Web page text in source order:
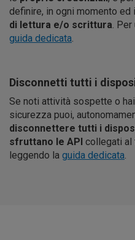
definire, in ogni momento ed
di lettura e/o scrittura.
guida dedicata.
Disconnetti tutti i
Se noti attività sospette o
sicurezza puoi,
disconnettere tutti i
sfruttano le API collegati al
leggendo la guida dedicata.